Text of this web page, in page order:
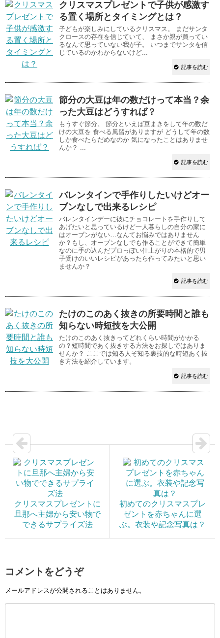
クリスマスプレゼントで子供が感激す
る置く場所とタイミングとは？
子どもが楽しみにしているクリスマス。 まだサンタ
クロースの存在を信じていて、 まさか親が買ってい
るなんて思っていない我が子。 いつまでサンタを信
じているのかわからないけど...
記事を読む
節分の大豆は年の数だけって本当？余
った大豆はどうすれば？
もうすぐ節分。 節分といえば豆まきをして年の数だ
けの大豆を 食べる風習がありますが どうして年の数
しか食べたらだめなのか 気になったことはありませ
んか？ ...
記事を読む
バレンタインで手作りしたいけどオー
ブンなしで出来るレシピ
バレンタインデーに彼にチョコレートを手作りして
あげたいと思っているけど一人暮らしの自分の家に
はオーブンがない…なんてお悩みではありません
か？もし、オーブンなしでも作ることができて簡単
なのに手の込んだプロっぽい仕上がりの本格的で男
子受けのいいレシピがあったら作ってみたいと思い
ませんか？
記事を読む
たけのこのあく抜きの所要時間と誰も
知らない時短技を大公開
たけのこのあく抜きってどれくらい時間がかかる
の？短時間であく抜きする方法をお探しではありま
せんか？ ここでは知る人ぞ知る裏技的な時短あく抜
き方法を紹介しています。
記事を読む
クリスマスプレゼントに
旦那へ主婦から安い物で
できるサプライズ法
初めてのクリスマスプレ
ゼントを赤ちゃんに選
ぶ。衣装や記念写真は？
コメントをどうぞ
メールアドレスが公開されることはありません。